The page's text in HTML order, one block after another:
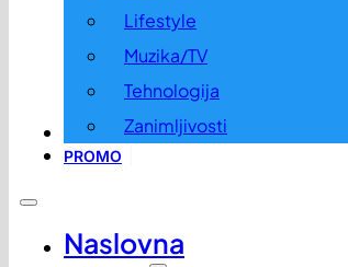
Lifestyle
Muzika/TV
Tehnologija
Zanimljivosti
OGLASI I KONKURSI
PROMO
Naslovna